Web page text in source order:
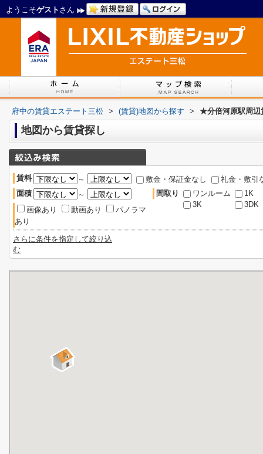
ようこそゲスト さん
府中の賃貸エステート三松 > (賃貸)地図から探す > ★分倍河原駅周辺
地図から賃貸探し
賃料 ～ 敷金・保証金なし
礼金・敷引
面積
～
画像あり
動画あり
パノラマ
あり
間取り ワンルーム
1K
3K
3DK
さらに条件を指定して絞り込
む